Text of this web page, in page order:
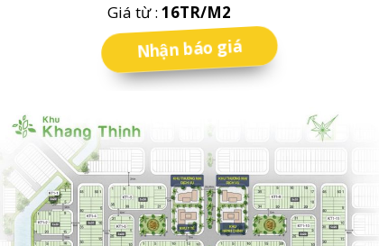
Giá từ : 16TR/M2
Nhận báo giá